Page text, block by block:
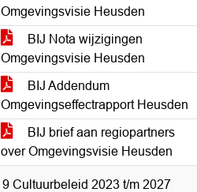
Omgevingsvisie Heusden
BIJ Nota wijzigingen
Omgevingsvisie Heusden
BIJ Addendum
Omgevingseffectrapport Heusden
BIJ brief aan regiopartners
over Omgevingsvisie Heusden
9 Cultuurbeleid 2023 t/m 2027